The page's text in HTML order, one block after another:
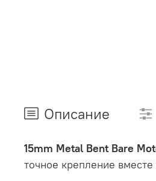
Описание
15mm Metal Bent Bare
точное крепление